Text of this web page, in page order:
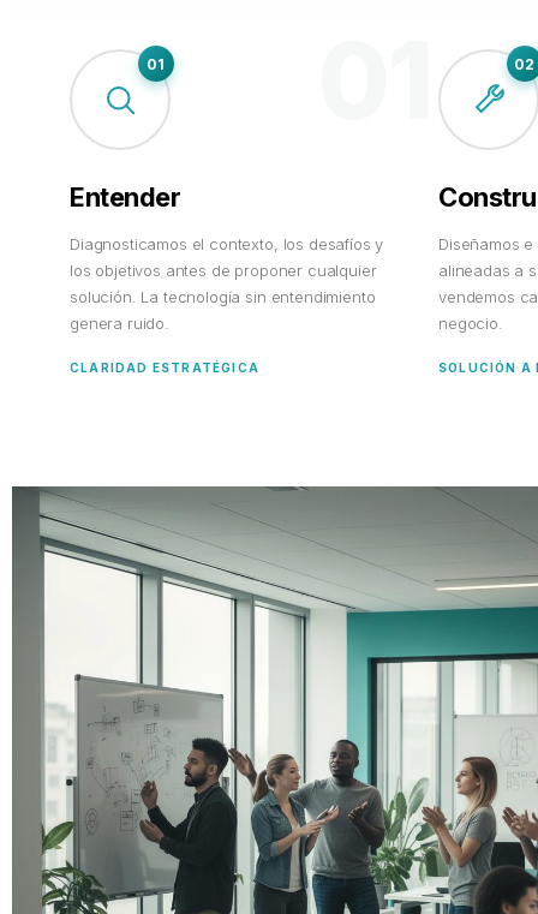
01
Entender
Diagnosticamos el contexto, los desafíos y
los objetivos antes de proponer cualquier
solución. La tecnología sin entendimiento
genera ruido.
CLARIDAD ESTRATÉGICA
02
Diseñamos
alineadas a
vendemos
negocio.
SOLUCIÓN A